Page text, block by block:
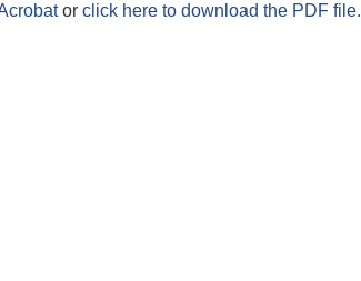
or click here to download the PDF file.